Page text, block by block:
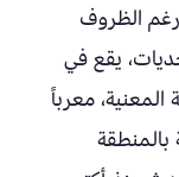
الظروف
يقع في
معرباً
بالمنطقة